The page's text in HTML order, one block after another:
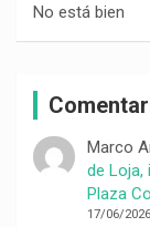
No está bien
Marco
de
Plaza
17/06/2026